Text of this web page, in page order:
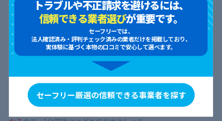
向に折りましょう。特に裾部分は汚れているので、その部分が表
にくるようにずらしてください。
Step4:洗濯機で洗う
蛇腹に折ったカーテンを洗濯ネットに入れて、柔軟剤を併用して
おしゃれ着洗いコース（ドライコース、手洗いコースなど）で洗
濯してください。脱水時間が長いとカーテンのしわが取れにくく
トラブルや不正請求を避けるには、
信頼できる業者選びが重要です。
セーフリーでは、
法人確認済み・評判チェック済みの業者だけを掲載しており、
実体験に基づく本物の口コミで安心して選べます。
セーフリー厳選の信頼できる事業者を探す